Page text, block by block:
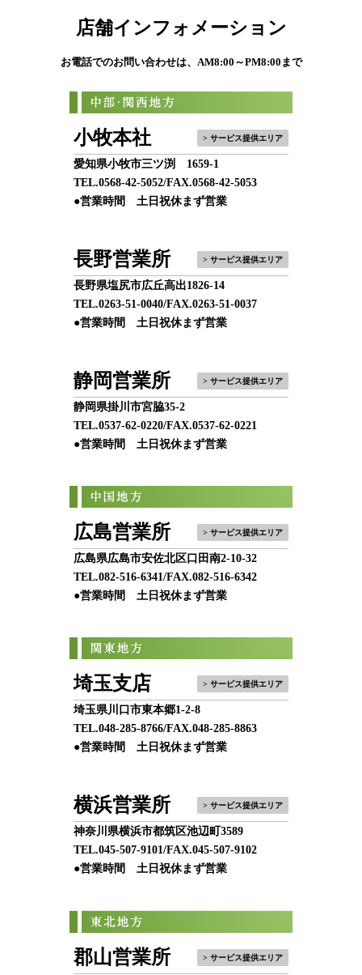
店舗インフォメーション
お電話でのお問い合わせは、AM8:00～PM8:00まで
小牧本社 > サービス提供エリア
愛知県小牧市三ツ渕 1659-1
TEL.0568-42-5052/FAX.0568-42-5053
●営業時間 土日祝休まず営業
長野営業所 > サービス提供エリア
長野県塩尻市広丘高出1826-14
TEL.0263-51-0040/FAX.0263-51-0037
●営業時間 土日祝休まず営業
静岡営業所 > サービス提供エリア
静岡県掛川市宮脇35-2
TEL.0537-62-0220/FAX.0537-62-0221
●営業時間 土日祝休まず営業
広島営業所 > サービス提供エリア
広島県広島市安佐北区口田南2-10-32
TEL.082-516-6341/FAX.082-516-6342
●営業時間 土日祝休まず営業
埼玉支店 > サービス提供エリア
埼玉県川口市東本郷1-2-8
TEL.048-285-8766/FAX.048-285-8863
●営業時間 土日祝休まず営業
横浜営業所 > サービス提供エリア
神奈川県横浜市都筑区池辺町3589
TEL.045-507-9101/FAX.045-507-9102
●営業時間 土日祝休まず営業
郡山営業所 > サービス提供エリア